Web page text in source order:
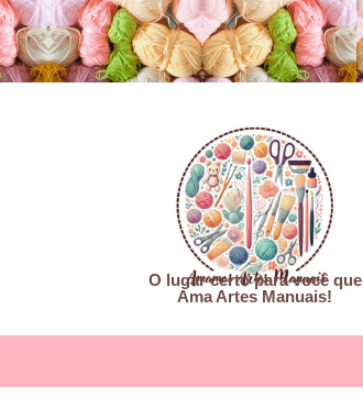
O lugar certo para você que
Ama Artes Manuais!